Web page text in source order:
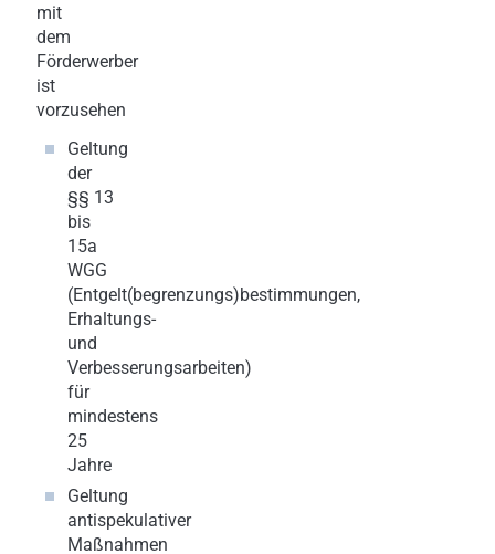
mit
dem
Förderwerber
ist
vorzusehen
Geltung
der
§§ 13
bis
15a
WGG
(Entgelt(begrenzungs)bestimmungen,
Erhaltungs-
und
Verbesserungsarbeiten)
für
mindestens
25
Jahre
Geltung
antispekulativer
Maßnahmen